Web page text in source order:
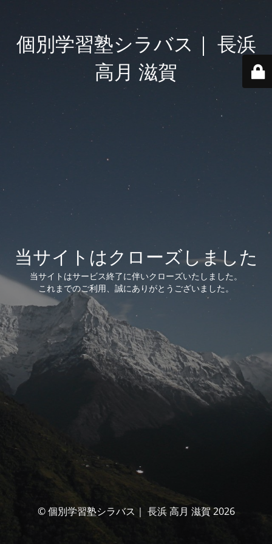
個別学習塾シラバス｜ 長浜
高月 滋賀
当サイトはクローズしました
当サイトはサービス終了に伴いクローズいたしました。
これまでのご利用、誠にありがとうございました。
© 個別学習塾シラバス｜ 長浜 高月 滋賀 2026